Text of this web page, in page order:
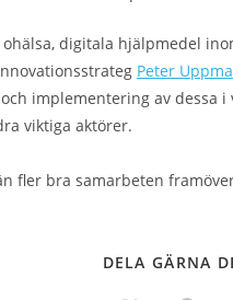
digitala hjälpmedel
Peter
implementering av
viktiga aktörer.
fler bra samarbeten
DELA GÄRNA